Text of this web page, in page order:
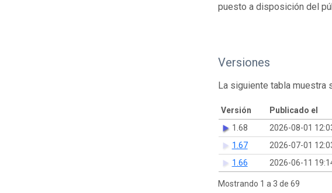
puesto a disposición del
Versiones
La siguiente tabla muestra
Versión Publicado el
1.68
2026-08-01
1.67
2026-07-01
1.66
2026-06-11
Mostrando 1 a 3 de 69